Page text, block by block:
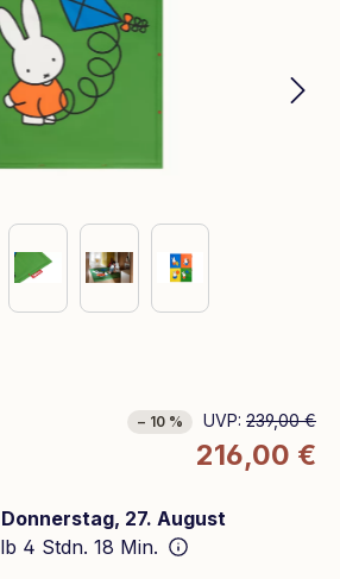
− 10 % UVP: 239,00 €
216,00 €
Donnerstag, 27. August
4 Stdn. 18 Min.